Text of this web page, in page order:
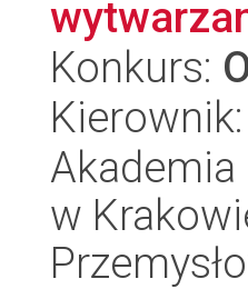
Konkurs:
Akademia
w